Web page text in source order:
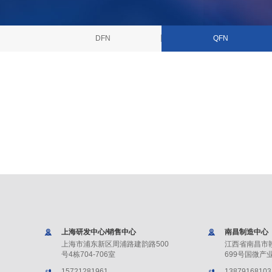
DFN QFN
上海研发中心/销售中心
上海市浦东新区周浦路建韵路500
号4栋704-706室
南昌制造中心
江西省南昌市
699号国微产